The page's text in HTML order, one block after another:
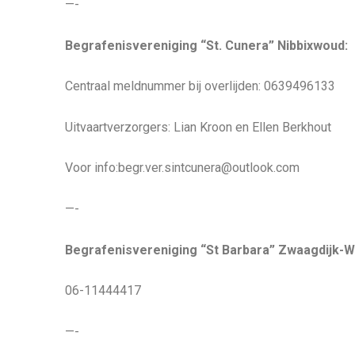
—-
Begrafenisvereniging “St. Cunera” Nibbixwoud:
Centraal meldnummer bij overlijden: 0639496133
Uitvaartverzorgers: Lian Kroon en Ellen Berkhout
Voor info:begr.ver.sintcunera@outlook.com
—-
Begrafenisvereniging “St Barbara” Zwaagdijk-
06-11444417
—-